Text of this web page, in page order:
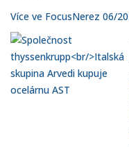
Více ve FocusNerez 06/